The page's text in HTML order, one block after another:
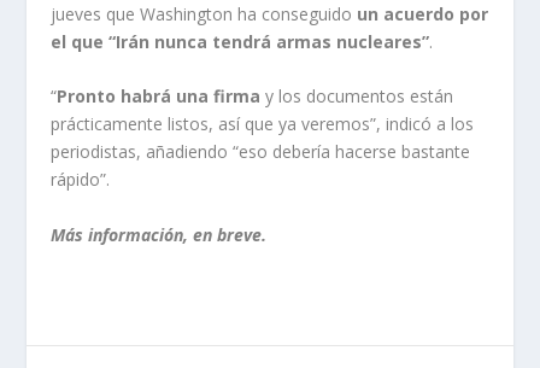
jueves que Washington ha conseguido un acuerdo por
el que “Irán nunca tendrá armas nucleares”.
“Pronto habrá una firma y los documentos están
prácticamente listos, así que ya veremos”, indicó a los
periodistas, añadiendo “eso debería hacerse bastante
rápido”.
Más información, en breve.